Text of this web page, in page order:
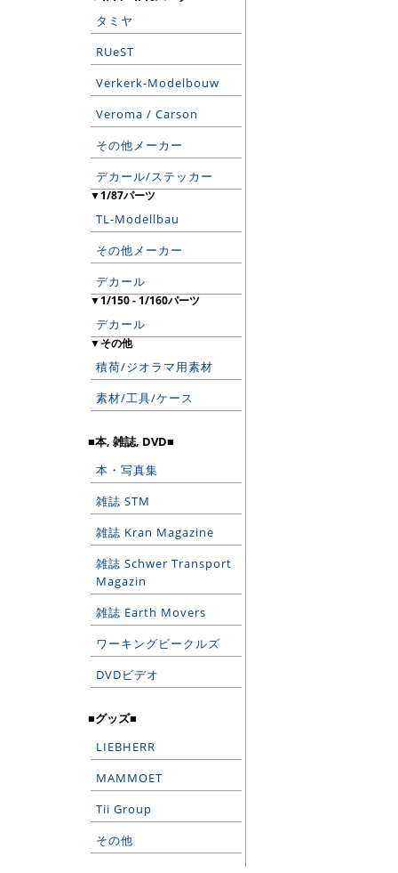
タミヤ
RUeST
Verkerk-Modelbouw
Veroma / Carson
その他メーカー
デカール/ステッカー
▼1/87パーツ
TL-Modellbau
その他メーカー
デカール
▼1/150 - 1/160パーツ
デカール
▼その他
積荷/ジオラマ用素材
素材/工具/ケース
■本, 雑誌, DVD■
本・写真集
雑誌 STM
雑誌 Kran Magazine
雑誌 Schwer Transport
Magazin
雑誌 Earth Movers
ワーキングビークルズ
DVDビデオ
■グッズ■
LIEBHERR
MAMMOET
Tii Group
その他